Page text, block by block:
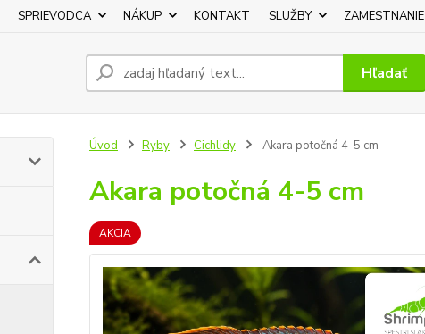
SPRIEVODCA NÁKUP KONTAKT SLUŽBY ZAMESTNANIE
Hľadať
Úvod Ryby Cichlidy Akara potočná 4-5 cm
Akara potočná 4-5 cm
AKCIA